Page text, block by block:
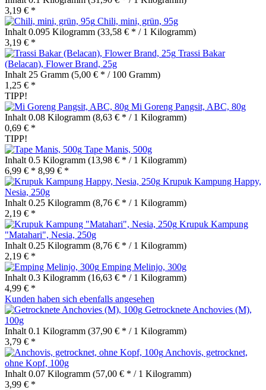
3,19 € *
Chili, mini, grün, 95g
Inhalt 0.095 Kilogramm (33,58 € * / 1 Kilogramm)
3,19 € *
Trassi Bakar
(Belacan), Flower Brand, 25g
Inhalt 25 Gramm (5,00 € * / 100 Gramm)
1,25 € *
TIPP!
Mi Goreng Pangsit, ABC, 80g
Inhalt 0.08 Kilogramm (8,63 € * / 1 Kilogramm)
0,69 € *
TIPP!
Tape Manis, 500g
Inhalt 0.5 Kilogramm (13,98 € * / 1 Kilogramm)
6,99 € * 8,99 € *
Krupuk Kampung Happy,
Nesia, 250g
Inhalt 0.25 Kilogramm (8,76 € * / 1 Kilogramm)
2,19 € *
Krupuk Kampung
"Matahari", Nesia, 250g
Inhalt 0.25 Kilogramm (8,76 € * / 1 Kilogramm)
2,19 € *
Emping Melinjo, 300g
Inhalt 0.3 Kilogramm (16,63 € * / 1 Kilogramm)
4,99 € *
Kunden haben sich ebenfalls angesehen
Getrocknete Anchovies (M),
100g
Inhalt 0.1 Kilogramm (37,90 € * / 1 Kilogramm)
3,79 € *
Anchovis, getrocknet,
ohne Kopf, 100g
Inhalt 0.07 Kilogramm (57,00 € * / 1 Kilogramm)
3,99 € *